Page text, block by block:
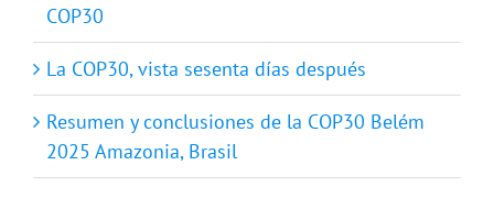
COP30
La COP30, vista sesenta días después
Resumen y conclusiones de la COP30 Belém
2025 Amazonia, Brasil